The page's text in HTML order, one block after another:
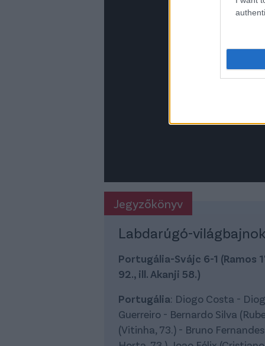
Jegyzőkönyv
Labdarúgó-
Portugália-Svájc 6-1 (Ramos
92., ill. Akanji 58.)
Portugália: Diogo Costa -
Guerreiro - Bernardo Silva
(Vitinha, 73.) - Bruno